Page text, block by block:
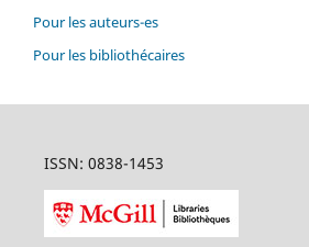
Pour les auteurs-es
Pour les bibliothécaires
ISSN: 0838-1453